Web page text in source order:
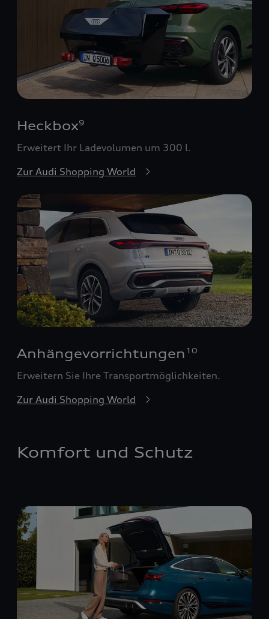
Heckbox9
Erweitert Ihr Ladevolumen um 300 l.
Zur Audi Shopping World
Anhängevorrichtungen 10
Erweitern Sie Ihre Transportmöglichkeiten.
Zur Audi Shopping World
Komfort und Schutz